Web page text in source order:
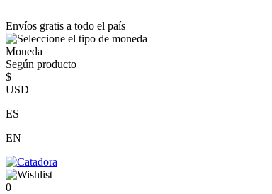
Envíos gratis a todo el país
Moneda
Según producto
$
USD
ES
EN
0